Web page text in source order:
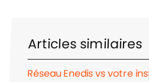
Articles similaires
Réseau Enedis vs votre